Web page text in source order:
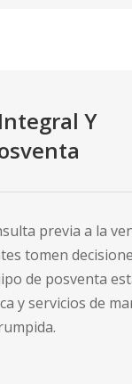
Y
previa a la
tomen
de posventa
y servicios de